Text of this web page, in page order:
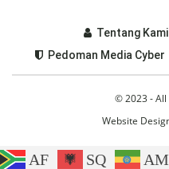
Tentang Kami
Pedoman Media Cyber
© 2023 - All
Website
AF SQ AM